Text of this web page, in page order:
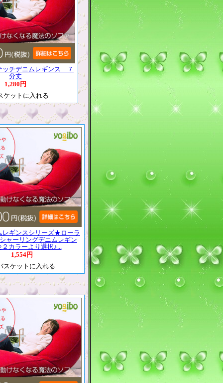
ッチデニムレギンス ７
分丈
1,280円
レギンスシリーズ★ローラ
ャーリングデニムレギン
２カラーより選択♪...
1,554円